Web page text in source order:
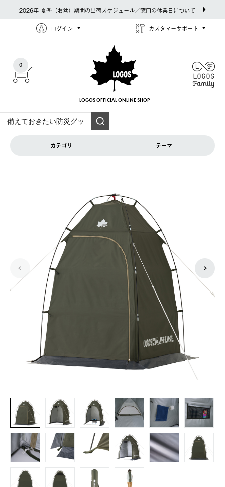
2026年 夏季（お盆）期間の出荷スケジュール／窓口の休業日について
ログイン カスタマーサポート
0
LOGOS OFFICIAL ONLINE SHOP
カテゴリ テーマ